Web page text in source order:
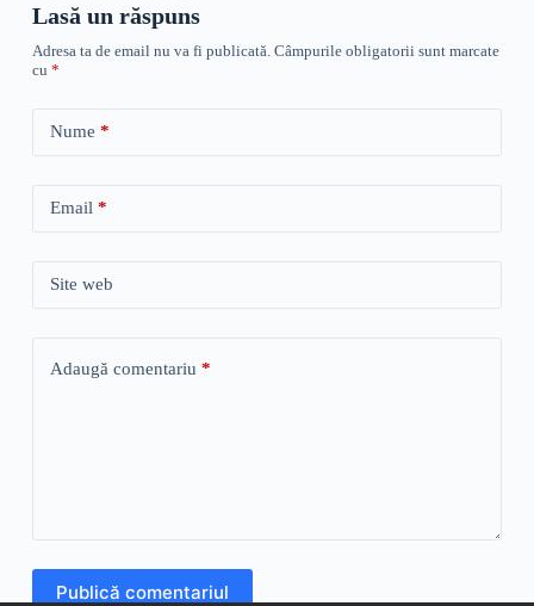
Lasă un răspuns
Adresa ta de email nu va fi publicată. Câmpurile obligatorii sunt marcate
cu *
Nume *
Email*
Site web
Adaugă comentariu *
Publică comentariul